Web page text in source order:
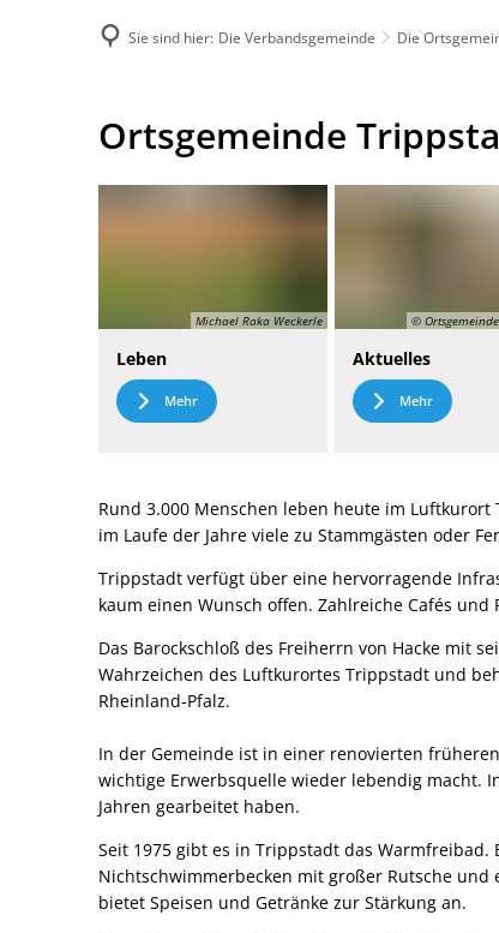
Sie sind hier: Die Verbandsgemeinde Die
Ortsgemeinde
Trippstadt
Ortsgemeinde
Michael Raka Weckerle
Leben
Mehr
©
Aktuelles
Mehr
Rund 3.000 Menschen leben heute im
im Laufe der Jahre viele zu Stammgästen oder
Trippstadt verfügt über eine hervorragende
kaum einen Wunsch offen. Zahlreiche Cafés
Das Barockschloß des Freiherrn von Hacke mit
Wahrzeichen des Luftkurortes Trippstadt und
Rheinland-Pfalz.
In der Gemeinde ist in einer renovierten
wichtige Erwerbsquelle wieder lebendig macht.
Jahren gearbeitet haben.
Seit 1975 gibt es in Trippstadt das
Nichtschwimmerbecken mit großer Rutsche und
bietet Speisen und Getränke zur Stärkung an.